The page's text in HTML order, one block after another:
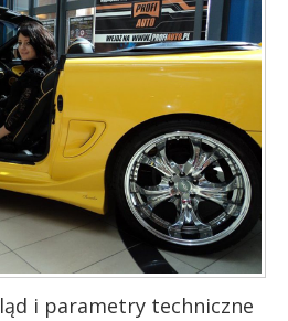
i parametry techniczne